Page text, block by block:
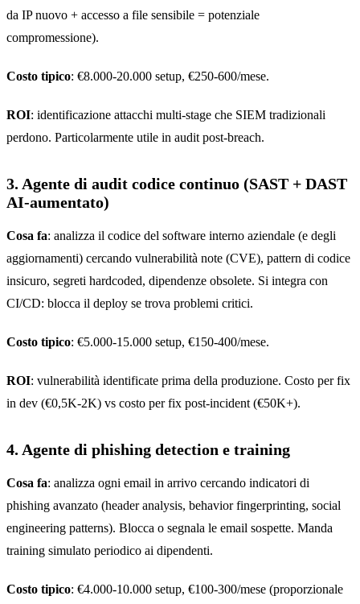
da IP nuovo + accesso a file sensibile = potenziale
compromessione).
Costo tipico: €8.000-20.000 setup, €250-600/mese.
ROI: identificazione attacchi multi-stage che SIEM tradizionali
perdono. Particolarmente utile in audit post-breach.
3. Agente di audit codice continuo (SAST + DAST
AI-aumentato)
Cosa fa: analizza il codice del software interno aziendale (e degli
aggiornamenti) cercando vulnerabilità note (CVE), pattern di codice
insicuro, segreti hardcoded, dipendenze obsolete. Si integra con
CI/CD: blocca il deploy se trova problemi critici.
Costo tipico: €5.000-15.000 setup, €150-400/mese.
ROI: vulnerabilità identificate prima della produzione. Costo per fix
in dev (€0,5K-2K) vs costo per fix post-incident (€50K+).
4. Agente di phishing detection e training
Cosa fa: analizza ogni email in arrivo cercando indicatori di
phishing avanzato (header analysis, behavior fingerprinting, social
engineering patterns). Blocca o segnala le email sospette. Manda
training simulato periodico ai dipendenti.
Costo tipico: €4.000-10.000 setup, €100-300/mese (proporzionale